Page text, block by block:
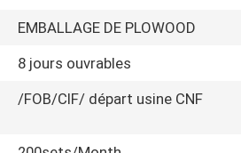
EMBALLAGE DE PLOWOOD
8 jours ouvrables
/FOB/CIF/ départ usine CNF